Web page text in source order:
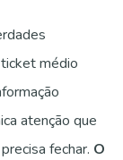
médio
atenção que
fechar. O